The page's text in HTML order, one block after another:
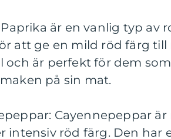
Paprika är en vanlig typ av
att ge en mild röd färg
och är perfekt för dem
på sin mat.
Cayennepeppar
intensiv röd färg. Den har